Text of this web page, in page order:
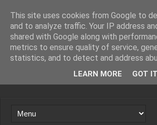
Loading...
This site uses cookies from Google to
and to analyze traffic. Your IP address
shared with Google along with
metrics to ensure quality of service,
statistics, and to detect and address
LEARN MORE GOT IT